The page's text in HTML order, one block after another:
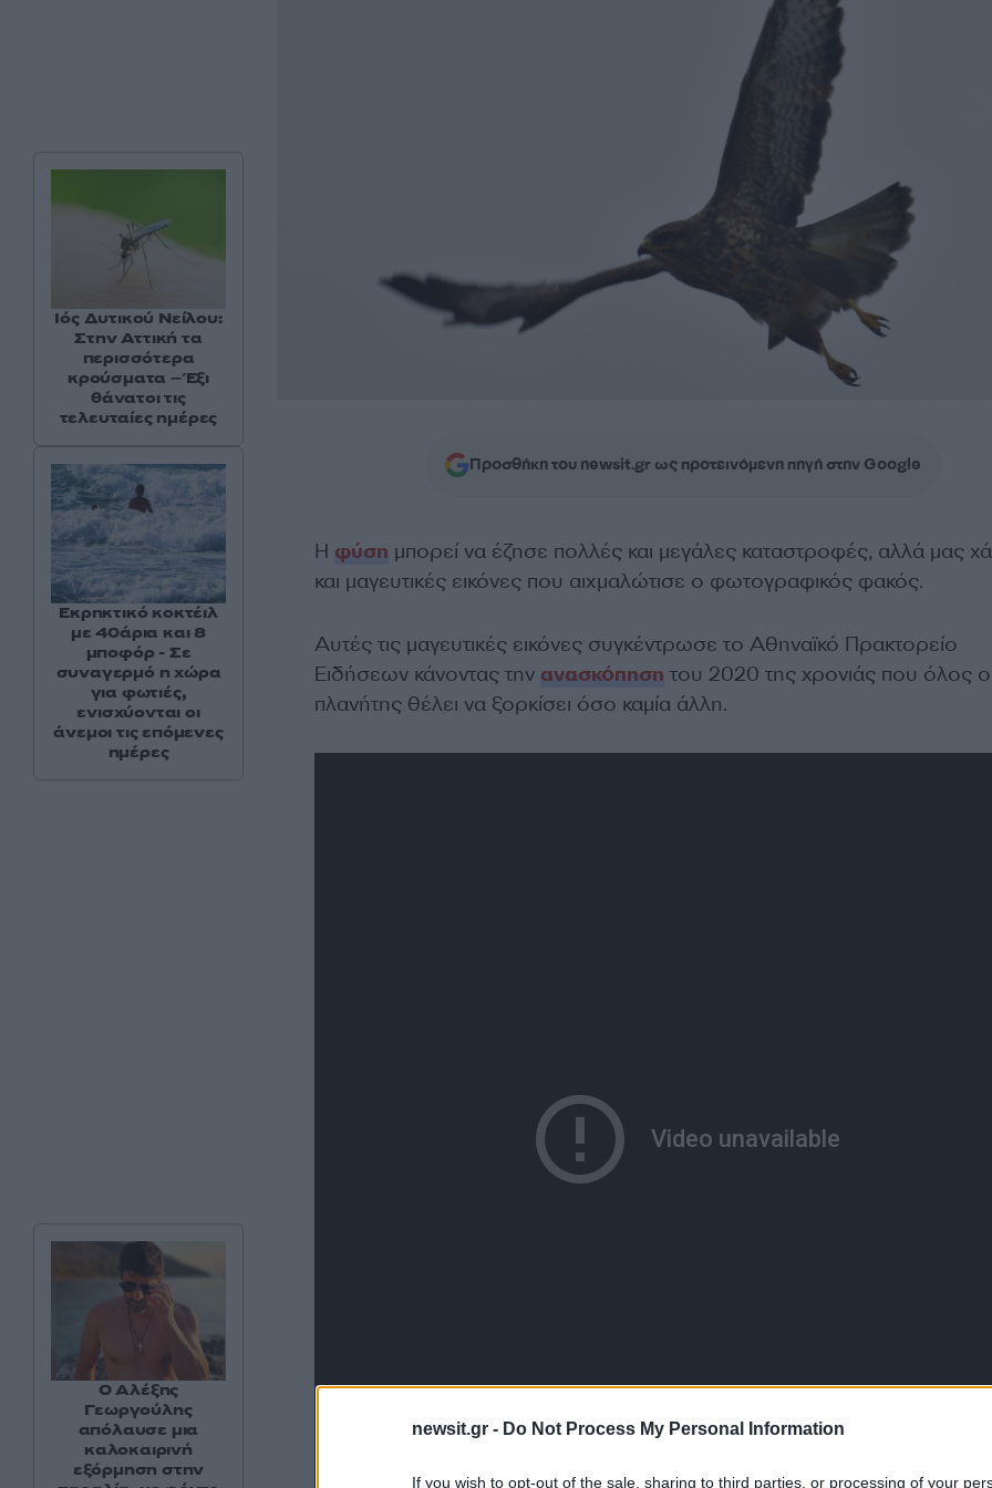
newsit.gr - Do Not Process My Personal Information
If you wish to opt-out of the sale, sharing to third parties, or processing of your
Προσθήκη του newsit.gr ως προτεινόμενη πηγή στην Google
Η φύση μπορεί να έζησε πολλές και μεγάλες καταστροφές, αλλά μας
και μαγευτικές εικόνες που αιχμαλώτισε ο φωτογραφικός φακός.
Αυτές τις μαγευτικές εικόνες συγκέντρωσε το Αθηναϊκό Πρακτορείο
Ειδήσεων κάνοντας την ανασκόπηση του 2020 της χρονιάς που όλος ο
πλανήτης θέλει να ξορκίσει όσο καμία άλλη.
Ιός Δυτικού Νείλου:
Στην Αττική τα
περισσότερα
κρούσματα – Έξι
θάνατοι τις
τελευταίες ημέρες
Εκρηκτικό κοκτέιλ
με 40άρια και 8
μποφόρ - Σε
συναγερμό η χώρα
για φωτιές,
ενισχύονται οι
άνεμοι τις επόμενες
ημέρες
Ο Αλέξης
Γεωργούλης
απόλαυσε μια
καλοκαιρινή
εξόρμηση στην